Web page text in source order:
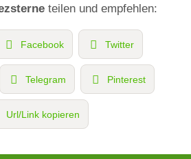
teilen und empfehlen:
Facebook Twitter
Telegram Pinterest
Url/Link kopieren